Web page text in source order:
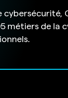
cybersécurité,
métiers de la